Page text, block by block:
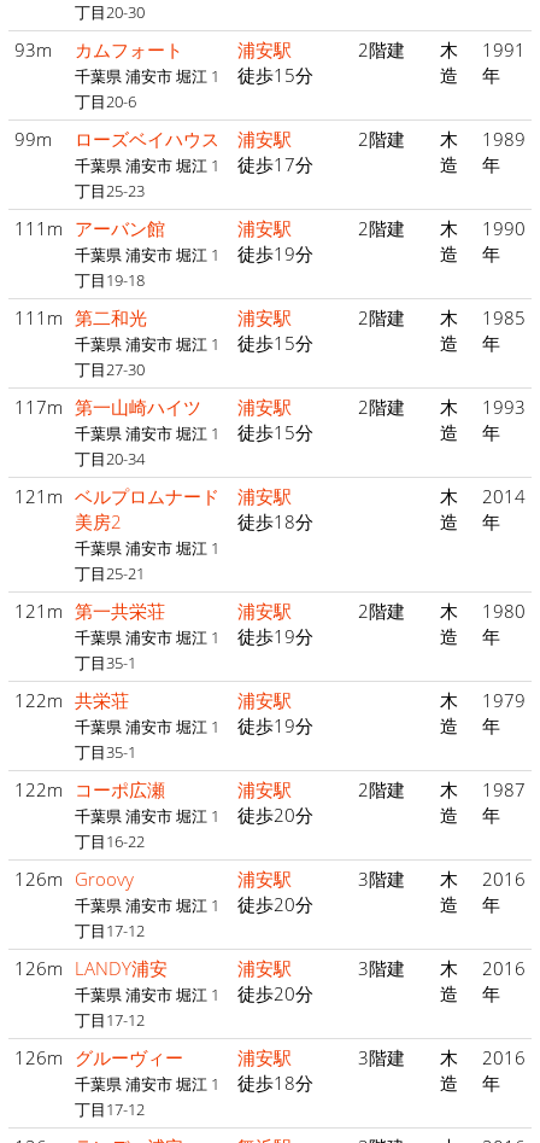
丁目20-30
93m カムフォート
千葉県 浦安市 堀江 1
丁目20-6
浦安駅
徒歩15分
2階建
木
造
1991
年
99m ローズベイハウス
千葉県 浦安市 堀江 1
丁目25-23
浦安駅
徒歩17分
2階建
木
造
1989
年
111m アーバン館
千葉県 浦安市 堀江 1
丁目19-18
浦安駅
徒歩19分
2階建
木
造
1990
年
111m 第二和光
千葉県 浦安市 堀江 1
丁目27-30
浦安駅
徒歩15分
2階建
木
造
1985
年
117m 第一山崎ハイツ
千葉県 浦安市 堀江 1
丁目20-34
浦安駅
徒歩15分
2階建
木
造
1993
年
121m ベルプロムナード
美房2
千葉県 浦安市 堀江 1
丁目25-21
浦安駅
徒歩18分
木
造
2014
年
121m 第一共栄荘
千葉県 浦安市 堀江 1
丁目35-1
浦安駅
徒歩19分
2階建
木
造
1980
年
122m 共栄荘
千葉県 浦安市 堀江 1
丁目35-1
浦安駅
徒歩19分
木
造
1979
年
122m コーポ広瀬
千葉県 浦安市 堀江 1
丁目16-22
浦安駅
徒歩20分
2階建
木
造
1987
年
126m Groovy
千葉県 浦安市 堀江 1
丁目17-12
浦安駅
徒歩20分
3階建
木
造
2016
年
126m LANDY浦安
千葉県 浦安市 堀江 1
丁目17-12
浦安駅
徒歩20分
3階建
木
造
2016
年
126m グルーヴィー
千葉県 浦安市 堀江 1
丁目17-12
浦安駅
徒歩18分
3階建
木
造
2016
年